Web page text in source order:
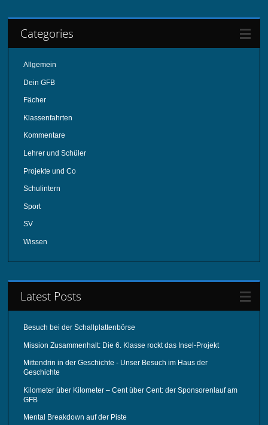
Categories
Allgemein
Dein GFB
Fächer
Klassenfahrten
Kommentare
Lehrer und Schüler
Projekte und Co
Schulintern
Sport
SV
Wissen
Latest Posts
Besuch bei der Schallplattenbörse
Mission Zusammenhalt: Die 6. Klasse rockt das Insel-Projekt
Mittendrin in der Geschichte - Unser Besuch im Haus der
Geschichte
Kilometer über Kilometer – Cent über Cent: der Sponsorenlauf am
GFB
Mental Breakdown auf der Piste